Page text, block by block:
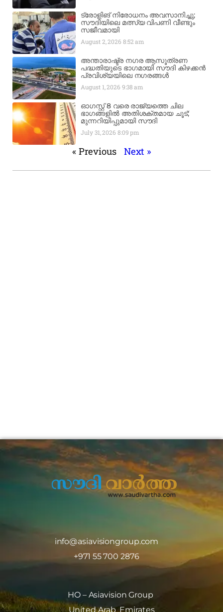
ട്രോളിങ് നിരോധനം അവസാനിച്ചു;
സൗദിയിലെ മത്സ്യ വിപണി വീണ്ടും
സജീവമായി
August 2, 2026 8:52 am
അന്താരാഷ്ട്ര നഗര ആസൂത്രണ
പദ്ധതിയുടെ ഭാഗമായി സൗദി കിഴക്കൻ
പ്രവിശ്യയിലെ നഗരങ്ങൾ
August 1, 2026 9:38 am
ഓഗസ്റ്റ് 8 വരെ രാജ്യത്തെ ചില
ഭാഗങ്ങളിൽ അതിശക്തമായ ചൂട്;
മുന്നറിയിപ്പുമായി സൗദി
July 31, 2026 8:09 pm
« Previous Next »
info@asiavisiongroup.com
+971 55 700 2876
HO – Asiavision Group
United Arab Emirates